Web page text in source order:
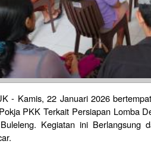
- Kamis, 22 Januari 2026
PKK Terkait Persiapan Lomba
Kegiatan ini